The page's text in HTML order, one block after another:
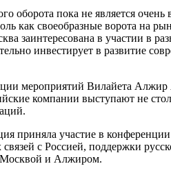
пока не является очень
как своеобразные ворота на
заинтересована в участии в
инвестирует в развитие
мероприятий Вилайета
компании выступают не
приняла участие в
с Россией, поддержки
Москвой и Алжиром.